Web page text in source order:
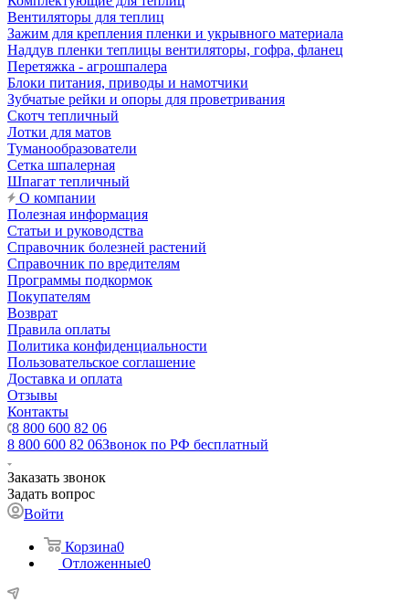
Вентиляторы для теплиц
Зажим для крепления пленки и укрывного материала
Наддув пленки теплицы вентиляторы, гофра, фланец
Перетяжка - агрошпалера
Блоки питания, приводы и намотчики
Зубчатые рейки и опоры для проветривания
Скотч тепличный
Лотки для матов
Туманообразователи
Сетка шпалерная
Шпагат тепличный
О компании
Полезная информация
Статьи и руководства
Справочник болезней растений
Справочник по вредителям
Программы подкормок
Покупателям
Возврат
Правила оплаты
Политика конфиденциальности
Пользовательское соглашение
Доставка и оплата
Отзывы
Контакты
8 800 600 82 06
8 800 600 82 06Звонок по РФ бесплатный
Заказать звонок
Задать вопрос
Войти
Корзина0
Отложенные0